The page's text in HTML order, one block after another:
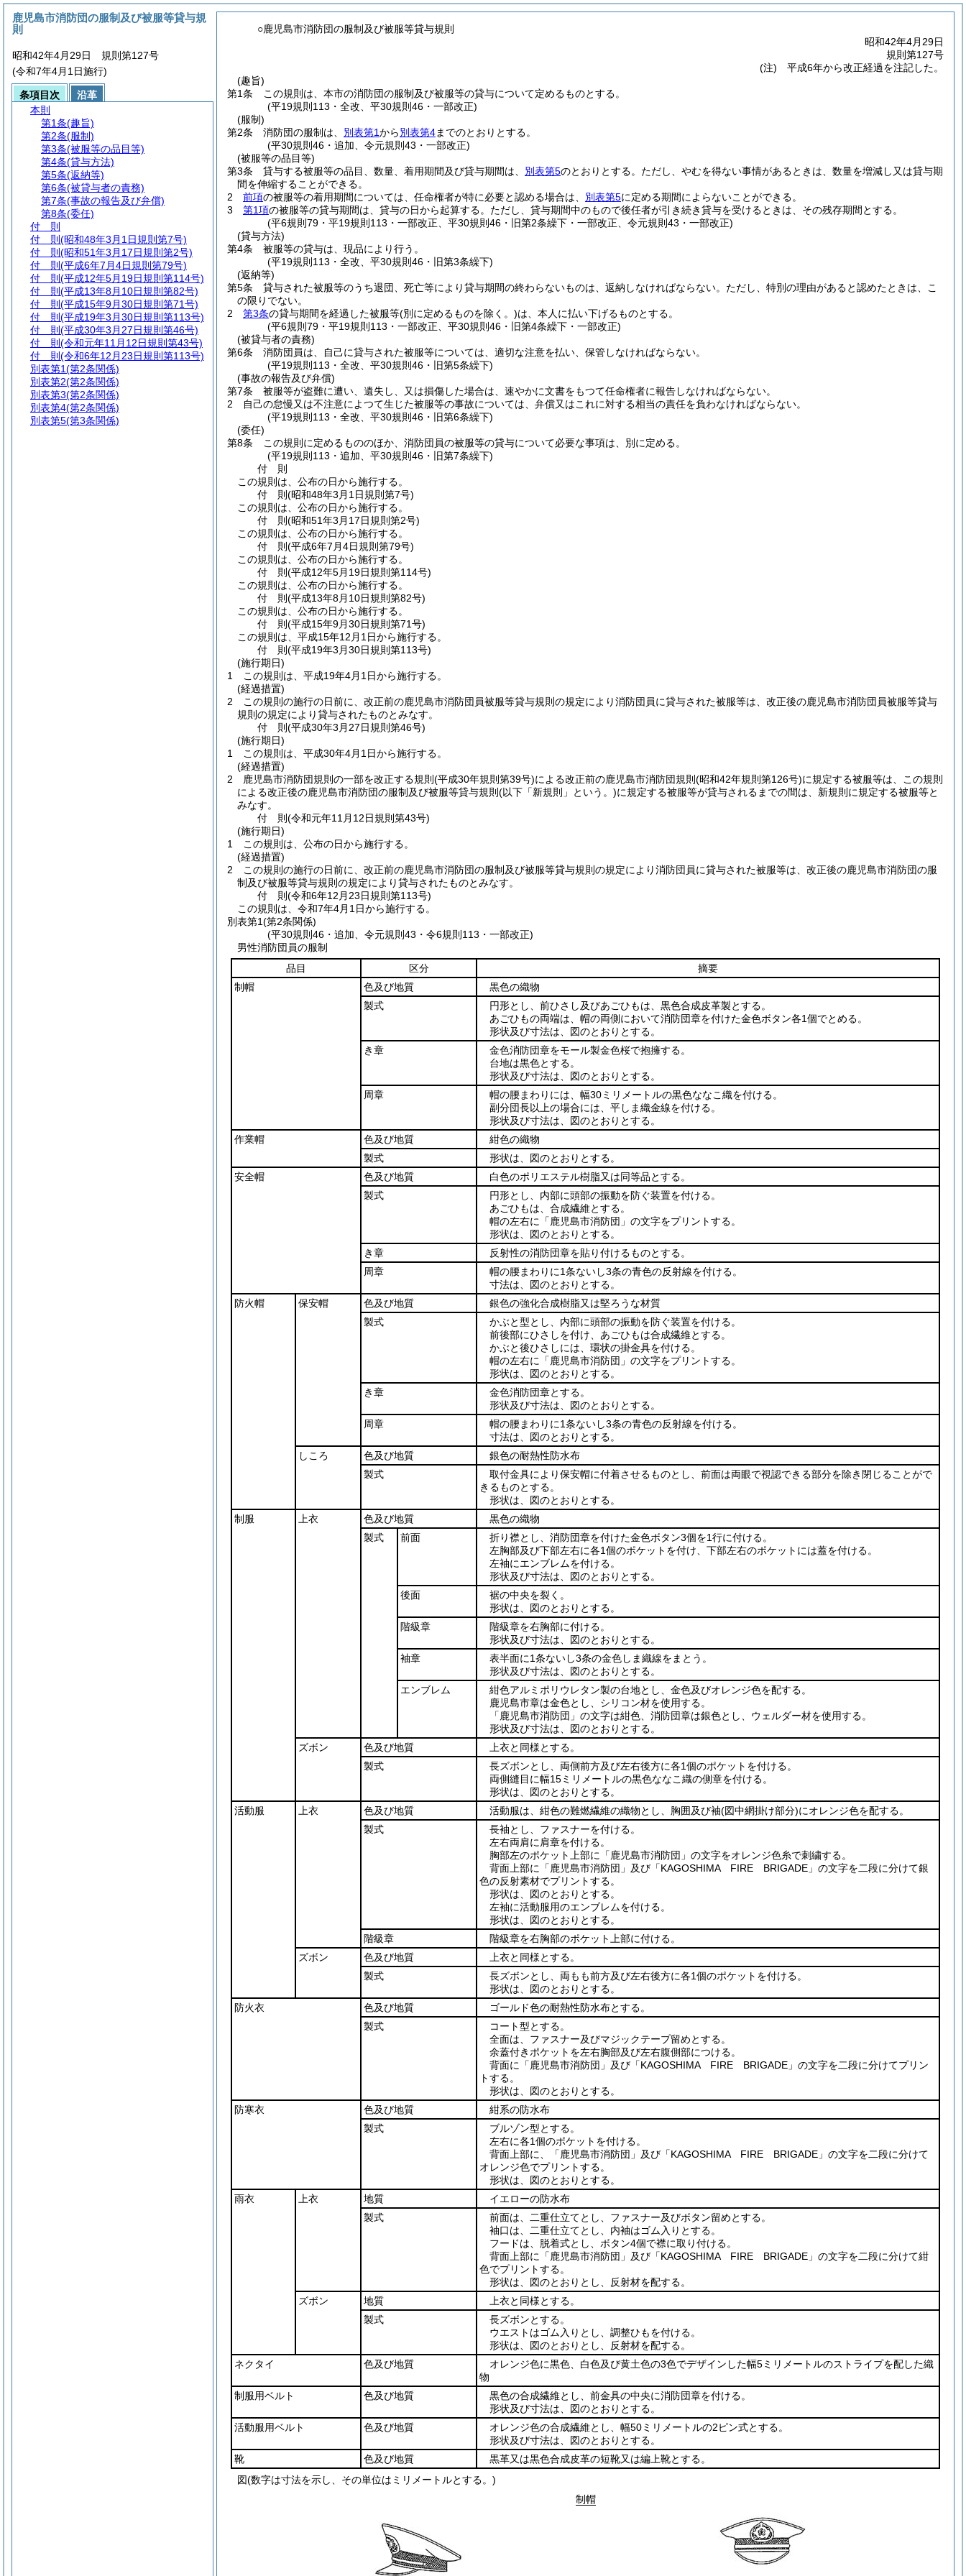
○鹿児島市消防団の服制及び被服等貸与規則
昭和42年4月29日
規則第127号
(注) 平成6年から改正経過を注記した。
(趣旨)
第1条
この規則は、本市の消防団の服制及び被服等の貸与について定めるものとする。
(平19規則113・全改、平30規則46・一部改正)
(服制)
第2条
消防団の服制は、 別表第1から別表第4までのとおりとする。
(平30規則46・追加、令元規則43・一部改正)
(被服等の品目等)
第3条
貸与する被服等の品目、数量、着用期間及び貸与期間は、 別表第5のとおりとする。 ただし、やむを得ない事情があるときは、数量を増減し又は貸与期
間を伸縮することができる。
2
前項の被服等の着用期間については、任命権者が特に必要と認める場合は、 別表第5に定める期間によらないことができる。
3
第1項の被服等の貸与期間は、貸与の日から起算する。 ただし、貸与期間中のもので後任者が引き続き貸与を受けるときは、その残存期間とする。
(平6規則79・平19規則113・一部改正、平30規則46・旧第2条繰下・一部改正、令元規則43・一部改正)
(貸与方法)
第4条
被服等の貸与は、現品により行う。
(平19規則113・全改、平30規則46・旧第3条繰下)
(返納等)
第5条
貸与された被服等のうち退団、死亡等により貸与期間の終わらないものは、返納しなければならない。 ただし、特別の理由があると認めたときは、こ
の限りでない。
2
第3条の貸与期間を経過した被服等(別に定めるものを除く。)は、本人に払い下げるものとする。
(平6規則79・平19規則113・一部改正、平30規則46・旧第4条繰下・一部改正)
(被貸与者の責務)
第6条
消防団員は、自己に貸与された被服等については、適切な注意を払い、保管しなければならない。
(平19規則113・全改、平30規則46・旧第5条繰下)
(事故の報告及び弁償)
第7条
被服等が盗難に遭い、遺失し、又は損傷した場合は、速やかに文書をもつて任命権者に報告しなければならない。
2
自己の怠慢又は不注意によつて生じた被服等の事故については、弁償又はこれに対する相当の責任を負わなければならない。
(平19規則113・全改、平30規則46・旧第6条繰下)
(委任)
第8条
この規則に定めるもののほか、消防団員の被服等の貸与について必要な事項は、別に定める。
(平19規則113・追加、平30規則46・旧第7条繰下)
付 則
この規則は、公布の日から施行する。
付 則(昭和48年3月1日規則第7号)
この規則は、公布の日から施行する。
付 則(昭和51年3月17日規則第2号)
この規則は、公布の日から施行する。
付 則(平成6年7月4日規則第79号)
この規則は、公布の日から施行する。
付 則(平成12年5月19日規則第114号)
この規則は、公布の日から施行する。
付 則(平成13年8月10日規則第82号)
この規則は、公布の日から施行する。
付 則(平成15年9月30日規則第71号)
この規則は、平成15年12月1日から施行する。
付 則(平成19年3月30日規則第113号)
(施行期日)
1
この規則は、平成19年4月1日から施行する。
(経過措置)
2
この規則の施行の日前に、改正前の鹿児島市消防団員被服等貸与規則の規定により消防団員に貸与された被服等は、改正後の鹿児島市消防団員被服等貸与
規則の規定により貸与されたものとみなす。
付 則(平成30年3月27日規則第46号)
(施行期日)
1
この規則は、平成30年4月1日から施行する。
(経過措置)
2
鹿児島市消防団規則の一部を改正する規則 (平成30年規則第39号)による改正前の鹿児島市消防団規則 (昭和42年規則第126号)に規定する被服等は、この規則
による改正後の鹿児島市消防団の服制及び被服等貸与規則 (以下「新規則」という。)に規定する被服等が貸与されるまでの間は、新規則に規定する被服等と
みなす。
付 則(令和元年11月12日規則第43号)
(施行期日)
1
この規則は、公布の日から施行する。
(経過措置)
2
この規則の施行の日前に、改正前の鹿児島市消防団の服制及び被服等貸与規則の規定により消防団員に貸与された被服等は、改正後の鹿児島市消防団の服
制及び被服等貸与規則の規定により貸与されたものとみなす。
付 則(令和6年12月23日規則第113号)
この規則は、令和7年4月1日から施行する。
別表第1(第2条関係)
(平30規則46・追加、令元規則43・令6規則113・一部改正)
男性消防団員の服制
品目
区分
摘要
制帽
色及び地質
黒色の織物
製式
円形とし、前ひさし及びあごひもは、黒色合成皮革製とする。
あごひもの両端は、帽の両側において消防団章を付けた金色ボタン各1個でとめる。
形状及び寸法は、図のとおりとする。
き章
金色消防団章をモール製金色桜で抱擁する。
台地は黒色とする。
形状及び寸法は、図のとおりとする。
周章
帽の腰まわりには、幅30ミリメートルの黒色ななこ織を付ける。
副分団長以上の場合には、平しま織金線を付ける。
形状及び寸法は、図のとおりとする。
作業帽
色及び地質
紺色の織物
製式
形状は、図のとおりとする。
安全帽
色及び地質
白色のポリエステル樹脂又は同等品とする。
製式
円形とし、内部に頭部の振動を防ぐ装置を付ける。
あごひもは、合成繊維とする。
帽の左右に「鹿児島市消防団」の文字をプリントする。
形状は、図のとおりとする。
き章
反射性の消防団章を貼り付けるものとする。
周章
帽の腰まわりに1条ないし3条の青色の反射線を付ける。
寸法は、図のとおりとする。
防火帽
保安帽 色及び地質
銀色の強化合成樹脂又は堅ろうな材質
製式
かぶと型とし、内部に頭部の振動を防ぐ装置を付ける。
前後部にひさしを付け、あごひもは合成繊維とする。
かぶと後ひさしには、環状の掛金具を付ける。
帽の左右に「鹿児島市消防団」の文字をプリントする。
形状は、図のとおりとする。
き章
金色消防団章とする。
形状及び寸法は、図のとおりとする。
周章
帽の腰まわりに1条ないし3条の青色の反射線を付ける。
寸法は、図のとおりとする。
しころ
色及び地質
銀色の耐熱性防水布
製式
取付金具により保安帽に付着させるものとし、前面は両眼で視認できる部分を除き閉じることがで
きるものとする。
形状は、図のとおりとする。
制服
上衣 色及び地質
黒色の織物
製式
前面
折り襟とし、消防団章を付けた金色ボタン3個を1行に付ける。
左胸部及び下部左右に各1個のポケットを付け、下部左右のポケットには蓋を付ける。
左袖にエンブレムを付ける。
形状及び寸法は、図のとおりとする。
後面
裾の中央を裂く。
形状は、図のとおりとする。
階級章
階級章を右胸部に付ける。
形状及び寸法は、図のとおりとする。
袖章
表半面に1条ないし3条の金色しま織線をまとう。
形状及び寸法は、図のとおりとする。
エンブレム
紺色アルミポリウレタン製の台地とし、金色及びオレンジ色を配する。
鹿児島市章は金色とし、シリコン材を使用する。
「鹿児島市消防団」の文字は紺色、消防団章は銀色とし、ウェルダー材を使用する。
形状及び寸法は、図のとおりとする。
ズボン
色及び地質
上衣と同様とする。
製式
長ズボンとし、両側前方及び左右後方に各1個のポケットを付ける。
両側縫目に幅15ミリメートルの黒色ななこ織の側章を付ける。
形状は、図のとおりとする。
活動服
上衣 色及び地質 活動服は、紺色の難燃繊維の織物とし、胸囲及び袖(図中網掛け部分)にオレンジ色を配する。
製式
長袖とし、ファスナーを付ける。
左右両肩に肩章を付ける。
胸部左のポケット上部に「鹿児島市消防団」の文字をオレンジ色糸で刺繍する。
背面上部に「鹿児島市消防団」及び「KAGOSHIMA FIRE BRIGADE」の文字を二段に分けて銀
色の反射素材でプリントする。
形状は、図のとおりとする。
左袖に活動服用のエンブレムを付ける。
形状は、図のとおりとする。
階級章
階級章を右胸部のポケット上部に付ける。
ズボン
色及び地質
上衣と同様とする。
製式
長ズボンとし、両もも前方及び左右後方に各1個のポケットを付ける。
形状は、図のとおりとする。
防火衣
色及び地質
ゴールド色の耐熱性防水布とする。
製式
コート型とする。
全面は、ファスナー及びマジックテープ留めとする。
余蓋付きポケットを左右胸部及び左右腹側部につける。
背面に「鹿児島市消防団」及び「KAGOSHIMA FIRE BRIGADE」の文字を二段に分けてプリン
トする。
形状は、図のとおりとする。
防寒衣
色及び地質
紺系の防水布
製式
ブルゾン型とする。
左右に各1個のポケットを付ける。
背面上部に、「鹿児島市消防団」及び「KAGOSHIMA FIRE BRIGADE」の文字を二段に分けて
オレンジ色でプリントする。
形状は、図のとおりとする。
雨衣
上衣 地質
イエローの防水布
製式
前面は、二重仕立てとし、ファスナー及びボタン留めとする。
袖口は、二重仕立てとし、内袖はゴム入りとする。
フードは、脱着式とし、ボタン4個で襟に取り付ける。
背面上部に「鹿児島市消防団」及び「KAGOSHIMA FIRE BRIGADE」の文字を二段に分けて紺
色でプリントする。
形状は、図のとおりとし、反射材を配する。
ズボン
地質
上衣と同様とする。
製式
長ズボンとする。
ウエストはゴム入りとし、調整ひもを付ける。
形状は、図のとおりとし、反射材を配する。
ネクタイ
色及び地質
オレンジ色に黒色、白色及び黄土色の3色でデザインした幅5ミリメートルのストライプを配した織
物
制服用ベルト
色及び地質
黒色の合成繊維とし、前金具の中央に消防団章を付ける。
形状及び寸法は、図のとおりとする。
活動服用ベルト
色及び地質
オレンジ色の合成繊維とし、幅50ミリメートルの2ピン式とする。
形状及び寸法は、図のとおりとする。
靴
色及び地質
黒革又は黒色合成皮革の短靴又は編上靴とする。
図(数字は寸法を示し、その単位はミリメートルとする。)
制帽
鹿児島市消防団の服制及び被服等貸与規
則
昭和42年4月29日 規則第127号
(令和7年4月1日施行)
条項目次
沿革
本則
第1条(趣旨)
第2条(服制)
第3条(被服等の品目等)
第4条(貸与方法)
第5条(返納等)
第6条(被貸与者の責務)
第7条(事故の報告及び弁償)
第8条(委任)
付 則
付 則 (昭和48年3月1日規則第7号)
付 則 (昭和51年3月17日規則第2号)
付 則 (平成6年7月4日規則第79号)
付 則 (平成12年5月19日規則第114号)
付 則 (平成13年8月10日規則第82号)
付 則 (平成15年9月30日規則第71号)
付 則 (平成19年3月30日規則第113号)
付 則 (平成30年3月27日規則第46号)
付 則 (令和元年11月12日規則第43号)
付 則 (令和6年12月23日規則第113号)
別表第1(第2条関係)
別表第2(第2条関係)
別表第3(第2条関係)
別表第4(第2条関係)
別表第5(第3条関係)